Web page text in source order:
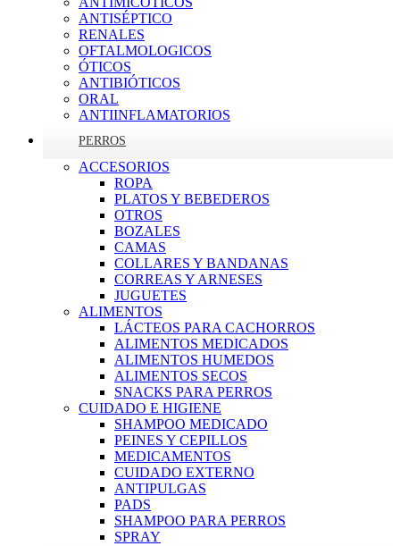
ANTISÉPTICO
RENALES
OFTALMOLOGICOS
ÓTICOS
ANTIBIÓTICOS
ORAL
ANTIINFLAMATORIOS
PERROS
ACCESORIOS
ROPA
PLATOS Y BEBEDEROS
OTROS
BOZALES
CAMAS
COLLARES Y BANDANAS
CORREAS Y ARNESES
JUGUETES
ALIMENTOS
LÁCTEOS PARA CACHORROS
ALIMENTOS MEDICADOS
ALIMENTOS HUMEDOS
ALIMENTOS SECOS
SNACKS PARA PERROS
CUIDADO E HIGIENE
SHAMPOO MEDICADO
PEINES Y CEPILLOS
MEDICAMENTOS
CUIDADO EXTERNO
ANTIPULGAS
PADS
SHAMPOO PARA PERROS
SPRAY